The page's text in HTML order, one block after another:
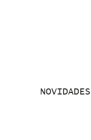
NOVIDADES